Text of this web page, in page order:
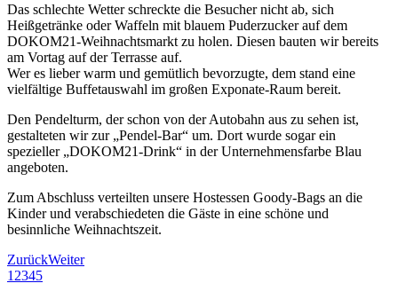
Das schlechte Wetter schreckte die Besucher nicht ab, sich
Heißgetränke oder Waffeln mit blauem Puderzucker auf dem
DOKOM21-Weihnachtsmarkt zu holen. Diesen bauten wir bereits
am Vortag auf der Terrasse auf.
Wer es lieber warm und gemütlich bevorzugte, dem stand eine
vielfältige Buffetauswahl im großen Exponate-Raum bereit.
Den Pendelturm, der schon von der Autobahn aus zu sehen ist,
gestalteten wir zur „Pendel-Bar“ um. Dort wurde sogar ein
spezieller „DOKOM21-Drink“ in der Unternehmensfarbe Blau
angeboten.
Zum Abschluss verteilten unsere Hostessen Goody-Bags an die
Kinder und verabschiedeten die Gäste in eine schöne und
besinnliche Weihnachtszeit.
ZurückWeiter
1 2345